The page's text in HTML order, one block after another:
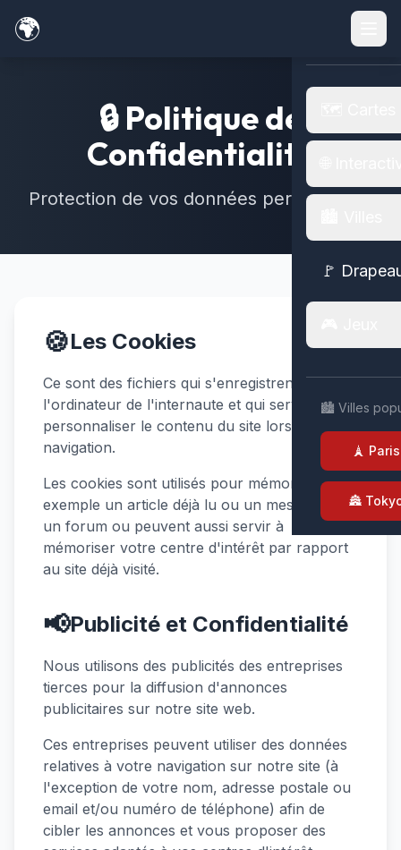
🌍
🚩
🏙️ Villes
🗼 Paris
🏯
🔒 Politique de
Confidentialité
Protection de vos données personnelles
🍪Les Cookies
Ce sont des fichiers qui s'enregistrent sur
l'ordinateur de l'internaute et qui servent à
personnaliser le contenu du site lors de sa
navigation.
Les cookies sont utilisés pour mémoriser par
exemple un article déjà lu ou un message sur
un forum ou peuvent aussi servir à
mémoriser votre centre d'intérêt par rapport
au site déjà visité.
📢Publicité et Confidentialité
Nous utilisons des publicités des entreprises
tierces pour la diffusion d'annonces
publicitaires sur notre site web.
Ces entreprises peuvent utiliser des données
relatives à votre navigation sur notre site (à
l'exception de votre nom, adresse postale ou
email et/ou numéro de téléphone) afin de
cibler les annonces et vous proposer des